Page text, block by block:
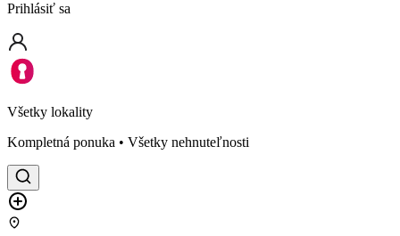
Prihlásiť sa
Všetky lokality
Kompletná ponuka • Všetky nehnuteľnosti